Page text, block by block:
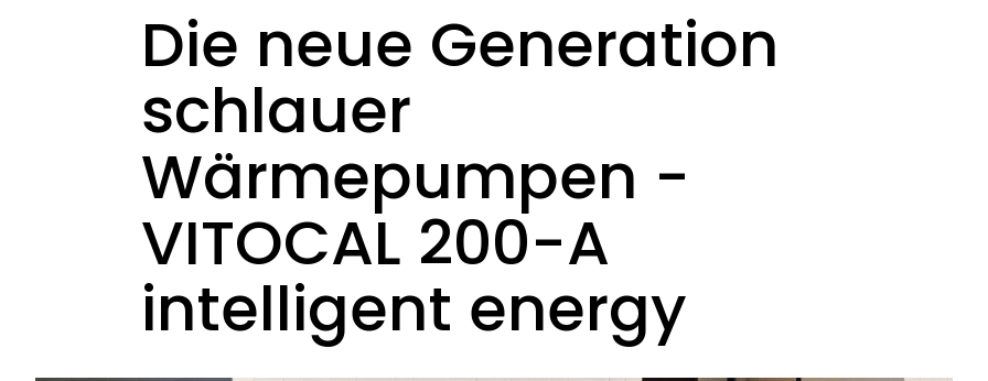
Die neue Generation
schlauer
Wärmepumpen -
VITOCAL 200-A
intelligent energy